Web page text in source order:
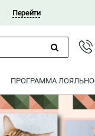
Перейти
ПРОГРАММА